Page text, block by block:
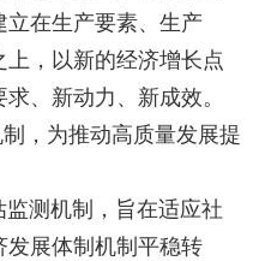
在生产要素、生产
，以新的经济增长点
、新动力、新成效。
，为推动高质量发展提
测机制，旨在适应社
展体制机制平稳转